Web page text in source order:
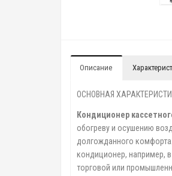
Описание
ОСНОВНАЯ
Кондиционер
обогреву и осушению
долгожданного
кондиционер, например,
торговой или